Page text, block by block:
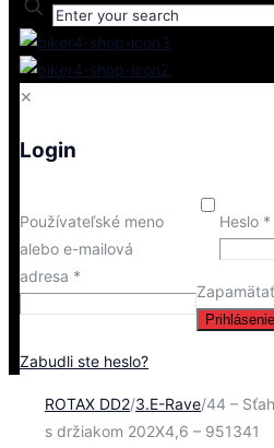
✕
Login
Používateľské meno
alebo e-mailová
adresa *
Heslo *
Prihlásenie
Zabudli ste heslo?
ROTAX DD2/3.E-Rave/44 –
s držiakom 202X4,6 – 951341